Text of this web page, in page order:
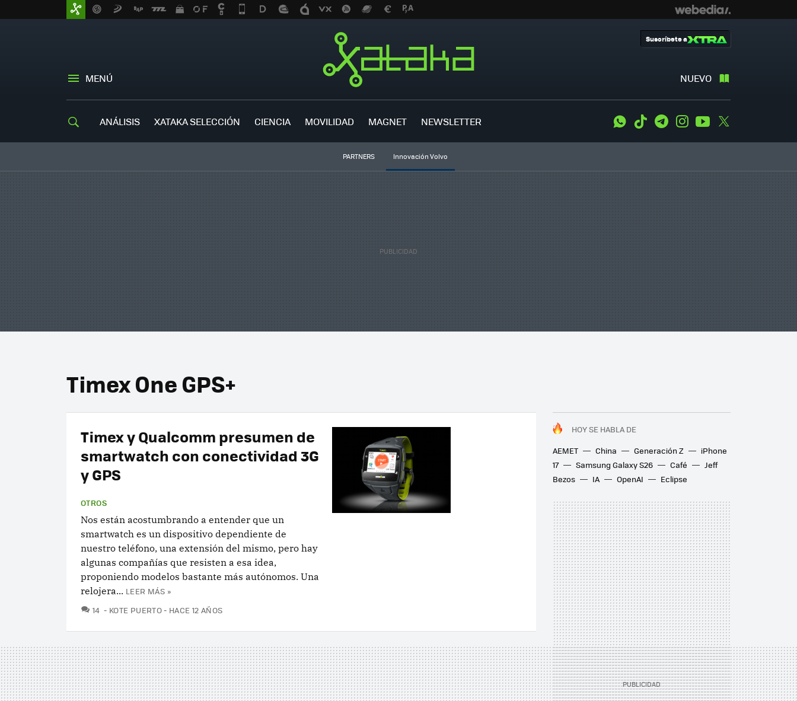
MENÚ NUEVO
Suscríbete a
ANÁLISIS XATAKA SELECCIÓN CIENCIA MOVILIDAD MAGNET NEWSLETTER WhatsApp
Tiktok TelegramInstagramYoutube
PARTNERS Innovación Volvo
Timex One GPS+
HOY SE HABLA DE
AEMET
China Generación Z
iPhone
17
Samsung Galaxy S26 Café
Jeff
Bezos
IA OpenAI Eclipse
Timex y Qualcomm presumen de
smartwatch con conectividad 3G
y GPS
OTROS
Nos están acostumbrando a entender que un
smartwatch es un dispositivo dependiente de
nuestro teléfono, una extensión del mismo, pero hay
algunas compañías que resisten a esa idea,
proponiendo modelos bastante más autónomos. Una
relojera... LEER MÁS »
14 COMENTARIOS
KOTE PUERTO HACE 12 AÑOS